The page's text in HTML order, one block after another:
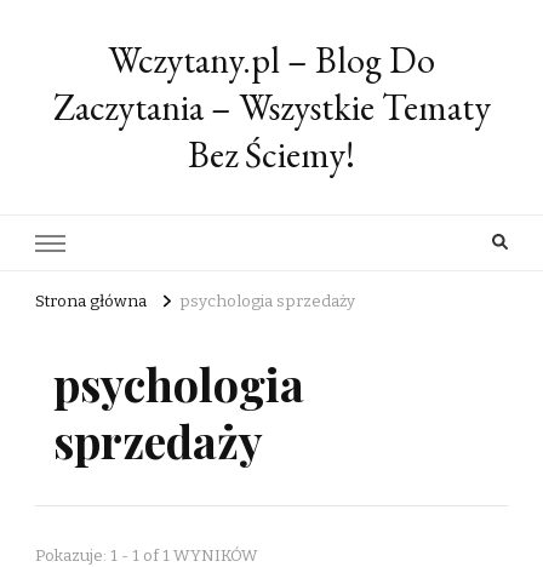
Wczytany.pl – Blog Do
Zaczytania – Wszystkie Tematy
Bez Ściemy!
Strona główna psychologia sprzedaży
psychologia
sprzedaży
Pokazuje: 1 - 1 of 1 WYNIKÓW